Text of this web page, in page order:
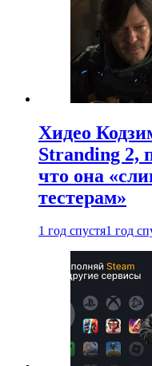
Хидео
Stranding 2,
что она
тестерам»
1 год спустя1 год